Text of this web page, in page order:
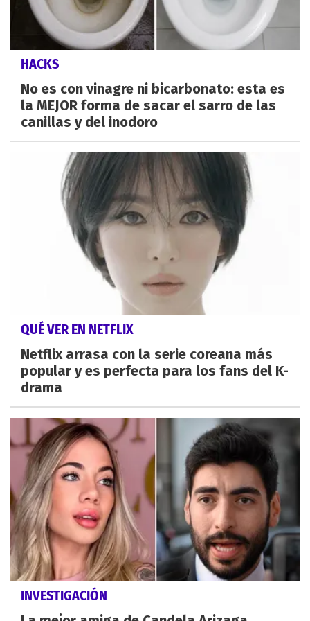
HACKS
No es con vinagre ni bicarbonato: esta es
la MEJOR forma de sacar el sarro de las
canillas y del inodoro
QUÉ VER EN NETFLIX
Netflix arrasa con la serie coreana más
popular y es perfecta para los fans del K-
drama
INVESTIGACIÓN